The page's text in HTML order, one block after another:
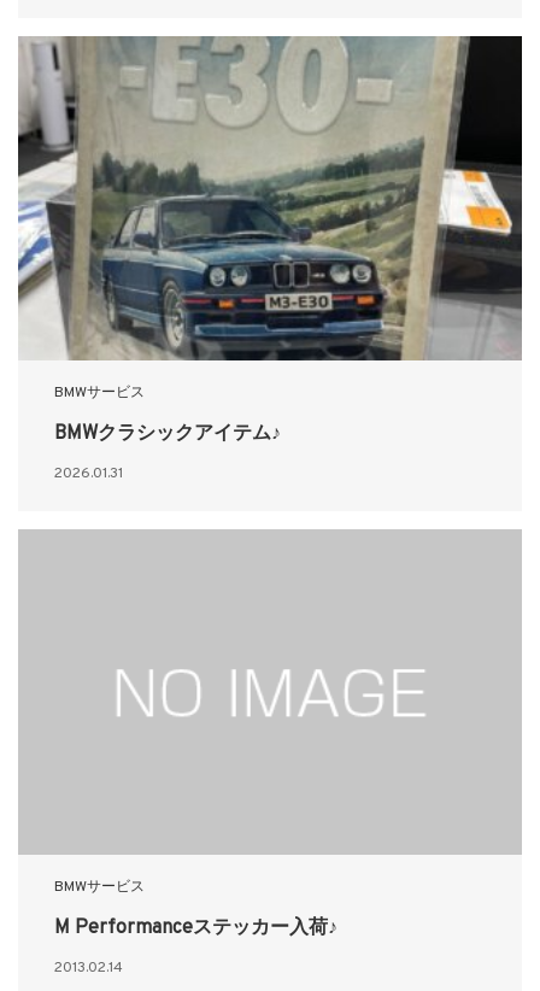
BMWサービス
BMWクラシックアイテム♪
2026.01.31
BMWサービス
M Performanceステッカー入荷♪
2013.02.14